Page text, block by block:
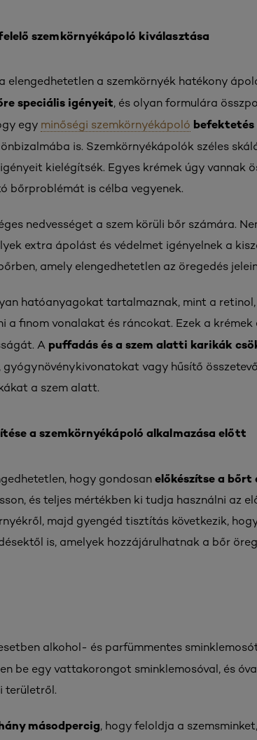
szemkörnyékápoló kiválasztása
elengedhetetlen a szemkörnyék hatékony
speciális igényeit, és olyan formulára
egy minőségi szemkörnyékápoló befektetés
önbizalmába is. Szemkörnyékápolók széles
kielégítsék. Egyes krémek úgy vannak
bőrproblémát is célba vegyenek.
nedvességet a szem körüli bőr számára.
extra ápolást és védelmet igényelnek a
amely elengedhetetlen az öregedés
hatóanyagokat tartalmaznak, mint a
a finom vonalakat és ráncokat. Ezek a
A puffadás és a szem alatti karikák
vagy hűsítő
a szem alatt.
a szemkörnyékápoló alkalmazása előtt
hogy gondosan előkészítse a bőrt
és teljes mértékben ki tudja használni az
majd gyengéd tisztítás következik,
is, amelyek hozzájárulhatnak a bőr
alkohol- és parfümmentes
be egy vattakorongot sminklemosóval, és
területről.
másodpercig, hogy feloldja a